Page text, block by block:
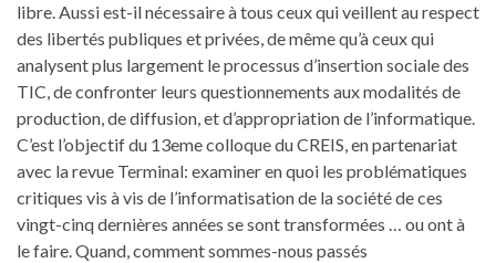
libre. Aussi est-il nécessaire à tous ceux qui veillent au respect
des libertés publiques et privées, de même qu’à ceux qui
analysent plus largement le processus d’insertion sociale des
TIC, de confronter leurs questionnements aux modalités de
production, de diffusion, et d’appropriation de l’informatique.
C’est l’objectif du 13eme colloque du CREIS, en partenariat
avec la revue Terminal: examiner en quoi les problématiques
critiques vis à vis de l’informatisation de la société de ces
vingt-cinq dernières années se sont transformées … ou ont à
le faire. Quand, comment sommes-nous passés